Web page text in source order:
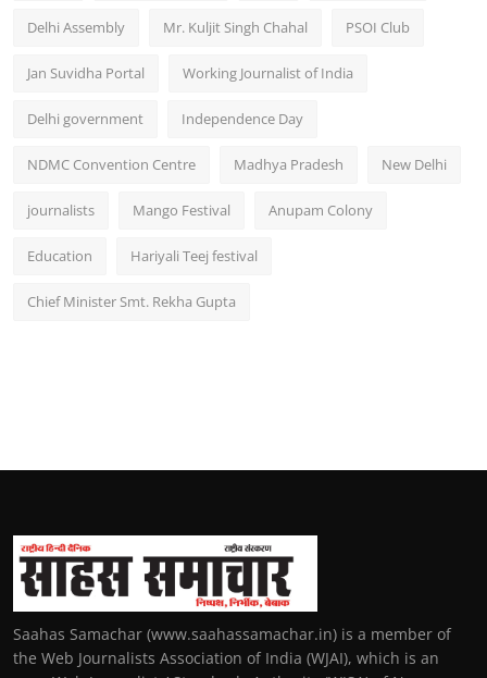
Delhi Assembly Mr. Kuljit Singh Chahal PSOI Club
Jan Suvidha Portal Working Journalist of India
Delhi government Independence Day
NDMC Convention Centre Madhya Pradesh New Delhi
journalists Mango Festival Anupam Colony
Education Hariyali Teej festival
Chief Minister Smt. Rekha Gupta
Saahas Samachar (www.saahassamachar.in) is a member of
the Web Journalists Association of India (WJAI), which is an